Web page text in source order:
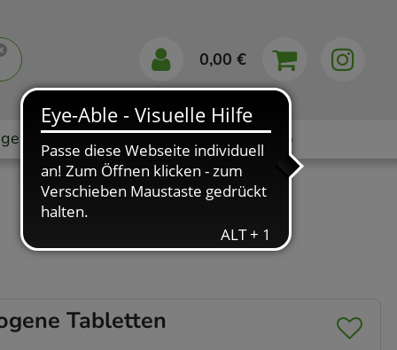
0,00 €
Markenshops Ratgeber App
Tabletten